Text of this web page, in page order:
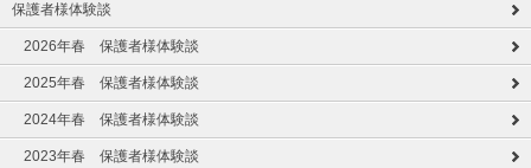
保護者様体験談
2026年春 保護者様体験談
2025年春 保護者様体験談
2024年春 保護者様体験談
2023年春 保護者様体験談